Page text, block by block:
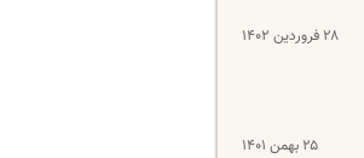
۲۸ فروردین ۱۴۰۲
۲۵ بهمن ۱۴۰۱